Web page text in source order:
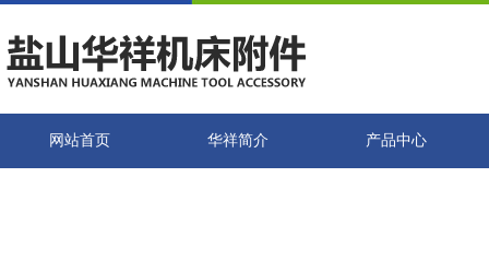
网站首页 华祥简介 产品中心